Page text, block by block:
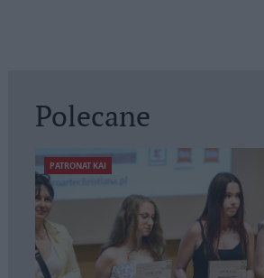
Polecane
PATRONAT KAI